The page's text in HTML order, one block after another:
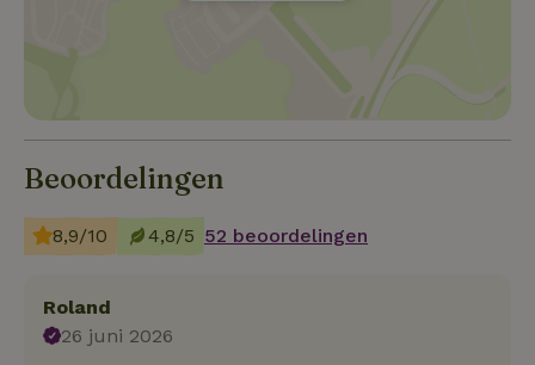
Beoordelingen
8,9/10 4,8/5 52 beoordelingen
Roland
26 juni 2026